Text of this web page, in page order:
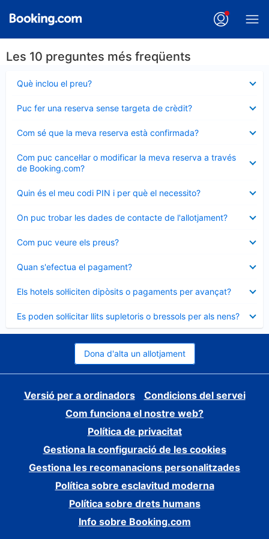
Les 10 preguntes més freqüents
Què inclou el preu?
tancat
Puc fer una reserva sense targeta de crèdit?
tancat
Com sé que la meva reserva està confirmada?
tancat
Com puc cancel·lar o modificar la meva reserva a través
de Booking.com?
tancat
Quin és el meu codi PIN i per què el necessito?
tancat
On puc trobar les dades de contacte de l'allotjament?
tancat
Com puc veure els preus?
tancat
Quan s'efectua el pagament?
tancat
Els hotels sol·liciten dipòsits o pagaments per avançat?
tancat
Es poden sol·licitar llits supletoris o bressols per als nens?
tancat
Dona d'alta un allotjament
Versió per a ordinadors
Condicions del servei
Com funciona el nostre web?
Política de privacitat
Gestiona la configuració de les cookies
Gestiona les recomanacions personalitzades
Política sobre esclavitud moderna
Política sobre drets humans
Info sobre Booking.com